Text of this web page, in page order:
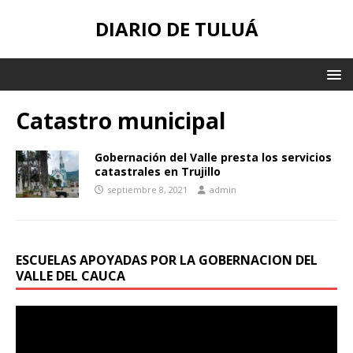
DIARIO DE TULUÁ
Catastro municipal
Gobernación del Valle presta los servicios
catastrales en Trujillo
septiembre 8, 2021 admin
ESCUELAS APOYADAS POR LA GOBERNACION DEL
VALLE DEL CAUCA